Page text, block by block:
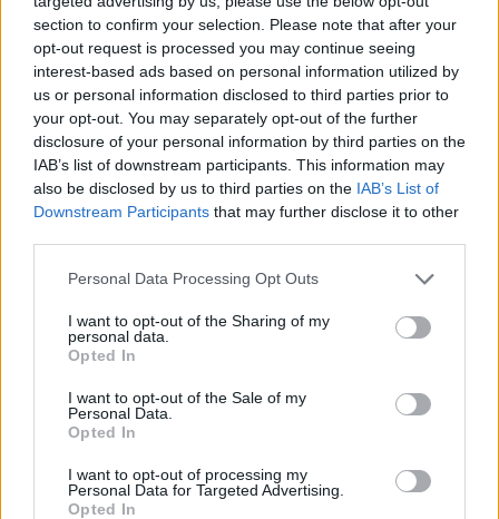
section to confirm your selection. Please note that after your
opt-out request is processed you may continue seeing
interest-based ads based on personal information utilized by
us or personal information disclosed to third parties prior to
your opt-out. You may separately opt-out of the further
disclosure of your personal information by third parties on the
IAB’s list of downstream participants. This information may
also be disclosed by us to third parties on the IAB’s List of
Downstream Participants that may further disclose it to other
Please note that this website/app uses one or more Google
not limited to your visit or usage behaviour. You may click to
grant or deny consent to Google and its third-party tags to
use your data for below specified purposes in below Google
consent section.
Personal Data Processing Opt Outs
I want to opt-out of the Sharing of my
personal data.
Opted In
I want to opt-out of the Sale of my
Personal Data.
Opted In
I want to opt-out of processing my
Personal Data for Targeted Advertising.
Opted In
Elképesztő a film világítása, a képek fele
gyakorlatilag árnyékban van, és ez mégsem zavaró,
sőt még csak hatásvadász megoldásnak sem tűnik.
Ezen a ponton említsük meg, hogy a felújított
digitális kópia szinte hibátlan, tudom, blaszfémia,
de számomra néhol még a celluloid
anyagszerűségét is visszaadta.